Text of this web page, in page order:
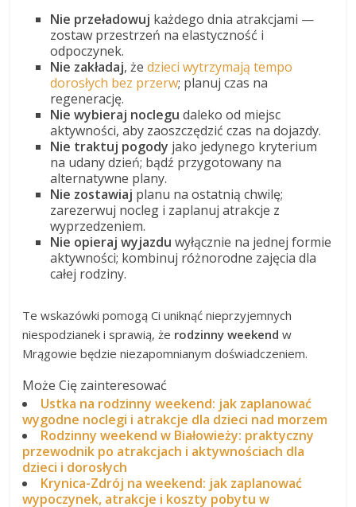
Nie przeładowuj każdego dnia atrakcjami —
zostaw przestrzeń na elastyczność i
odpoczynek.
Nie zakładaj, żedzieci wytrzymają tempo
dorosłych bez przerw; planuj czas na
regenerację.
Nie wybieraj noclegu daleko od miejsc
aktywności, aby zaoszczędzić czas na dojazdy.
Nie traktuj pogody jako jedynego kryterium
na udany dzień; bądź przygotowany na
alternatywne plany.
Nie zostawiaj planu na ostatnią chwilę;
zarezerwuj nocleg i zaplanuj atrakcje z
wyprzedzeniem.
Nie opieraj wyjazdu wyłącznie na jednej formie
aktywności; kombinuj różnorodne zajęcia dla
całej rodziny.
Te wskazówki pomogą Ci uniknąć nieprzyjemnych
niespodzianek i sprawią, że rodzinny weekend w
Mrągowie będzie niezapomnianym doświadczeniem.
Może Cię zainteresować
Ustka na rodzinny weekend: jak zaplanować
wygodne noclegi i atrakcje dla dzieci nad morzem
Rodzinny weekend w Białowieży: praktyczny
przewodnik po atrakcjach i aktywnościach dla
dzieci i dorosłych
Krynica-Zdrój na weekend: jak zaplanować
wypoczynek, atrakcje i koszty pobytu w